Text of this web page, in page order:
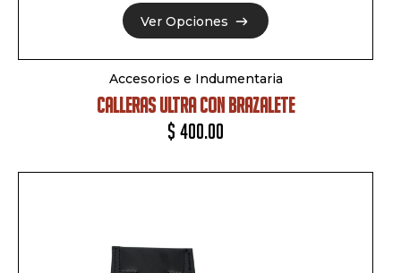
Ver Opciones
Ver Opciones
Accesorios e Indumentaria
CALLERAS ULTRA CON BRAZALETE
$ 400.00